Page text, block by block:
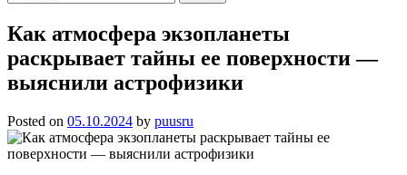
Как атмосфера экзопланеты
раскрывает тайны ее поверхности —
выяснили астрофизики
Posted on 05.10.2024 by puusru